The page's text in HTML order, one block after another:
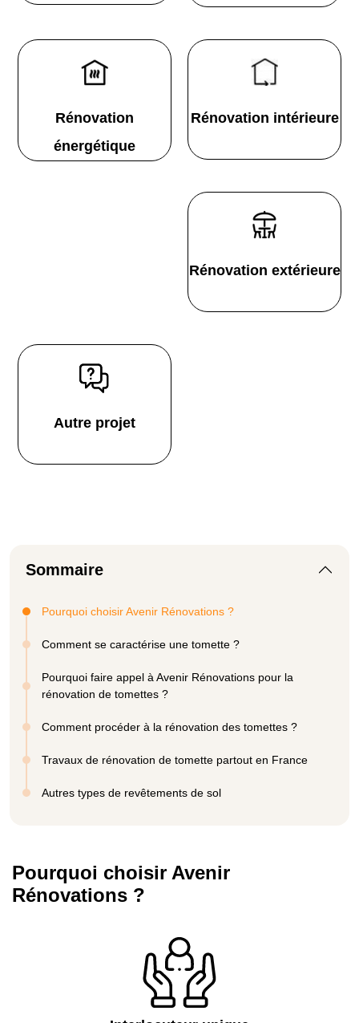
Rénovation
énergétique
Rénovation intérieure
Rénovation extérieure
Autre projet
Sommaire
Pourquoi choisir Avenir Rénovations ?
Comment se caractérise une tomette ?
Pourquoi faire appel à Avenir Rénovations pour la
rénovation de tomettes ?
Comment procéder à la rénovation des tomettes ?
Travaux de rénovation de tomette partout en France
Autres types de revêtements de sol
Pourquoi choisir Avenir
Rénovations ?